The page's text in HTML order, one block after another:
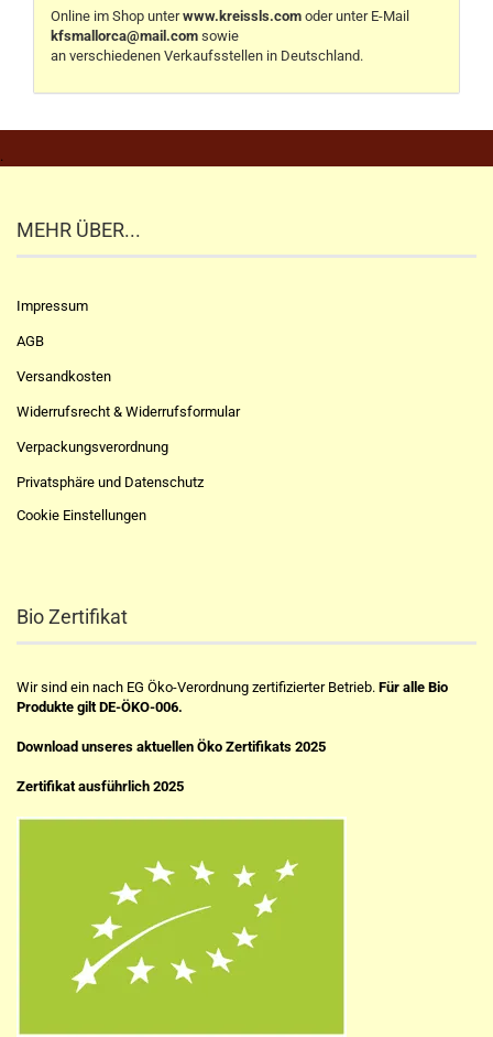
Online im Shop unterwww.kreissls.com oder unter E-Mail
kfsmallorca@mail.com sowie
an verschiedenen Verkaufsstellen in Deutschland.
.
MEHR ÜBER...
Impressum
AGB
Versandkosten
Widerrufsrecht & Widerrufsformular
Verpackungsverordnung
Privatsphäre und Datenschutz
Cookie Einstellungen
Bio Zertifikat
Wir sind ein nach EG Öko-Verordnung zertifizierter Betrieb. Für alle Bio
Produkte gilt DE-ÖKO-006.
Download unseres aktuellen Öko Zertifikats 2025
Zertifikat ausführlich 2025